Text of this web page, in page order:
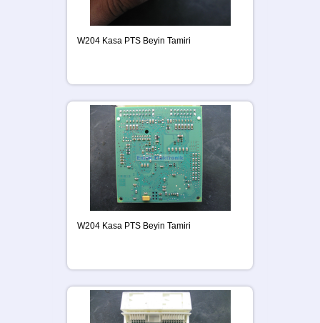
W204 Kasa PTS Beyin Tamiri
W204 Kasa PTS Beyin Tamiri